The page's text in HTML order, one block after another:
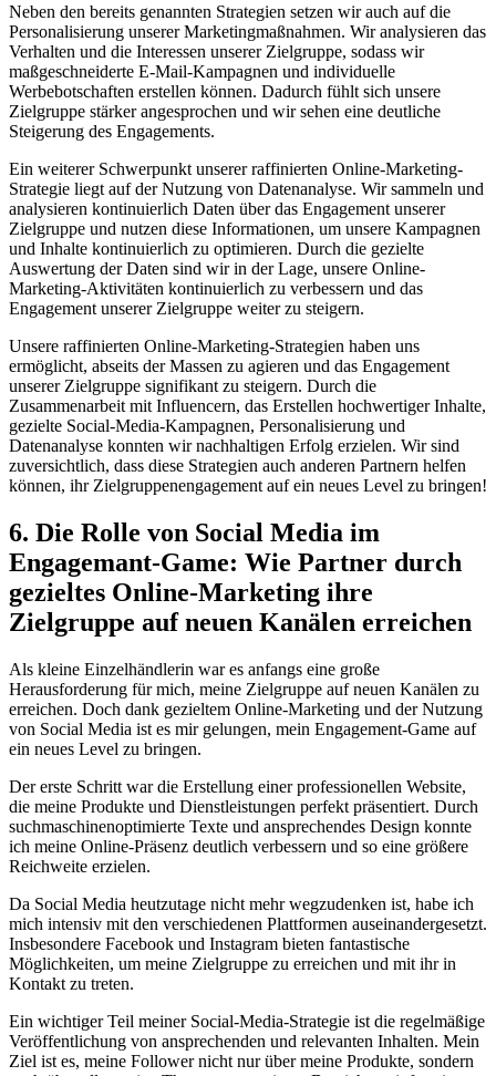
Neben den bereits genannten Strategien setzen wir auch auf die
Personalisierung unserer Marketingmaßnahmen. Wir analysieren das
Verhalten und die Interessen unserer Zielgruppe, sodass wir
maßgeschneiderte E-Mail-Kampagnen und individuelle
Werbebotschaften erstellen können. Dadurch fühlt sich unsere
Zielgruppe stärker angesprochen und wir sehen eine deutliche
Steigerung des Engagements.
Ein weiterer Schwerpunkt unserer raffinierten Online-Marketing-
Strategie liegt auf der Nutzung von Datenanalyse. Wir sammeln und
analysieren kontinuierlich Daten über das Engagement unserer
Zielgruppe und nutzen diese Informationen, um unsere Kampagnen
und Inhalte kontinuierlich zu optimieren. Durch die gezielte
Auswertung der Daten sind wir in der Lage, unsere Online-
Marketing-Aktivitäten kontinuierlich zu verbessern und das
Engagement unserer Zielgruppe weiter zu steigern.
Unsere raffinierten Online-Marketing-Strategien haben uns
ermöglicht, abseits der Massen zu agieren und das Engagement
unserer Zielgruppe signifikant zu steigern. Durch die
Zusammenarbeit mit Influencern, das Erstellen hochwertiger Inhalte,
gezielte Social-Media-Kampagnen, Personalisierung und
Datenanalyse konnten wir nachhaltigen Erfolg erzielen. Wir sind
zuversichtlich, dass diese Strategien auch anderen Partnern helfen
können, ihr Zielgruppenengagement auf ein neues Level zu bringen!
6. Die Rolle von Social Media im
Engagemant-Game: Wie Partner durch
gezieltes Online-Marketing ihre
Zielgruppe auf neuen Kanälen erreichen
Als kleine Einzelhändlerin war es anfangs eine große
Herausforderung für mich, meine Zielgruppe auf neuen Kanälen zu
erreichen. Doch dank gezieltem Online-Marketing und der Nutzung
von Social Media ist es mir gelungen, mein Engagement-Game auf
ein neues Level zu bringen.
Der erste Schritt war die Erstellung einer professionellen Website,
die meine Produkte und Dienstleistungen perfekt präsentiert. Durch
suchmaschinenoptimierte Texte und ansprechendes Design konnte
ich meine Online-Präsenz deutlich verbessern und so eine größere
Reichweite erzielen.
Da Social Media heutzutage nicht mehr wegzudenken ist, habe ich
mich intensiv mit den verschiedenen Plattformen auseinandergesetzt.
Insbesondere Facebook und Instagram bieten fantastische
Möglichkeiten, um meine Zielgruppe zu erreichen und mit ihr in
Kontakt zu treten.
Ein wichtiger Teil meiner Social-Media-Strategie ist die regelmäßige
Veröffentlichung von ansprechenden und relevanten Inhalten. Mein
Ziel ist es, meine Follower nicht nur über meine Produkte, sondern